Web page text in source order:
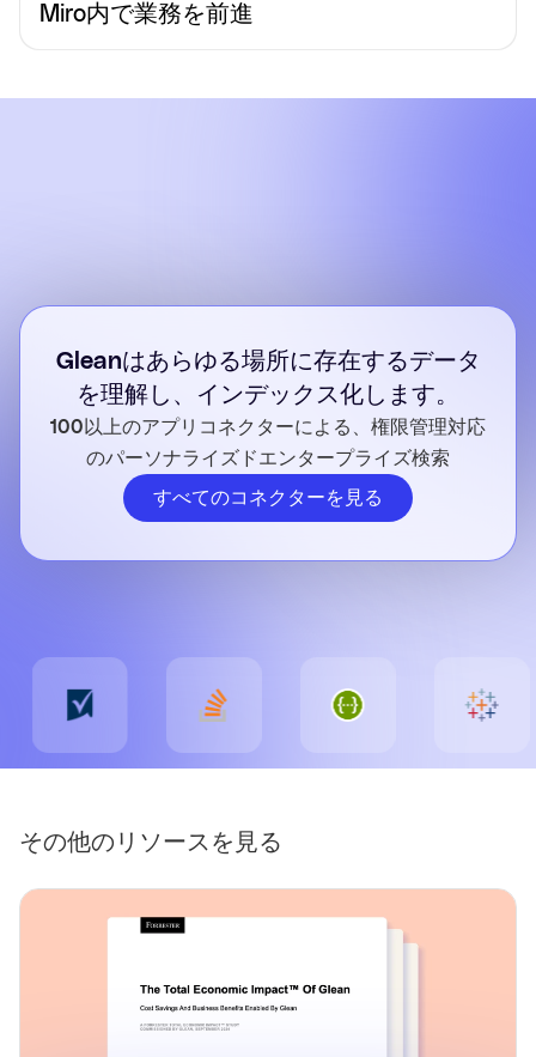
Miro内で業務を前進
Gleanはあらゆる場所に存在するデータ
を理解し、インデックス化します。
100以上のアプリコネクターによる、権限管理対応
のパーソナライズドエンタープライズ検索
すべてのコネクターを見る
その他のリソースを見る